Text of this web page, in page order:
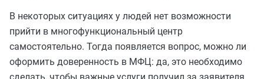
В некоторых ситуациях у людей нет возможности
прийти в многофункциональный центр
самостоятельно. Тогда появляется вопрос, можно ли
оформить доверенность в МФЦ: да, это необходимо